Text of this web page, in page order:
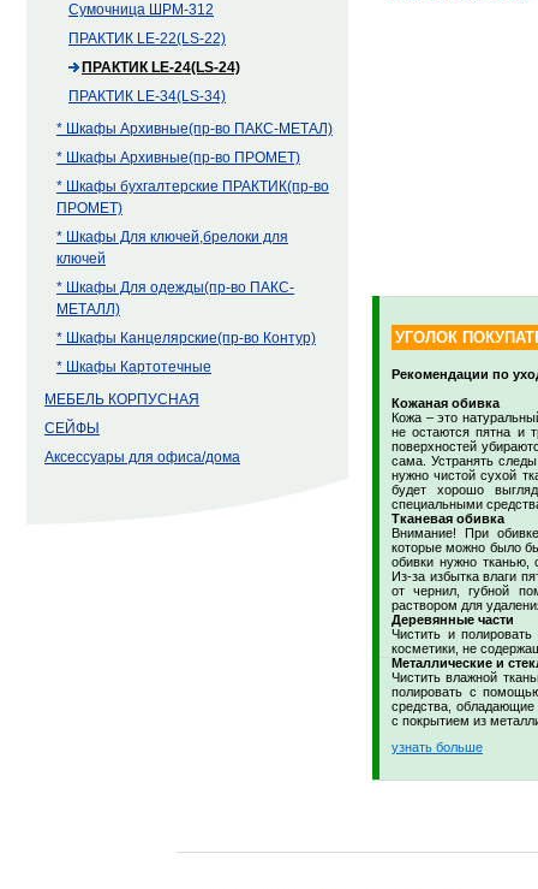
Сумочница ШРМ-312
ПРАКТИК LE-22(LS-22)
ПРАКТИК LE-24(LS-24)
ПРАКТИК LE-34(LS-34)
* Шкафы Архивные(пр-во ПАКС-МЕТАЛ)
* Шкафы Архивные(пр-во ПРОМЕТ)
* Шкафы бухгалтерские ПРАКТИК(пр-во
ПРОМЕТ)
* Шкафы Для ключей,брелоки для
ключей
* Шкафы Для одежды(пр-во ПАКС-
МЕТАЛЛ)
* Шкафы Канцелярские(пр-во Контур)
* Шкафы Картотечные
МЕБЕЛЬ КОРПУСНАЯ
СЕЙФЫ
Аксессуары для офиса/дома
УГОЛОК
Рекомендации по
Кожаная обивка
Кожа – это
не остаются пятна и
поверхностей
сама. Устранять
нужно чистой сухой
будет хорошо
специальными
Тканевая обивка
Внимание! При
которые можно было
обивки нужно тканью,
Из-за избытка влаги
от чернил, губной
раствором для
Деревянные части
Чистить и
косметики, не
Металлические и
Чистить влажной
полировать с
средства, обладающие
с покрытием из
узнать больше